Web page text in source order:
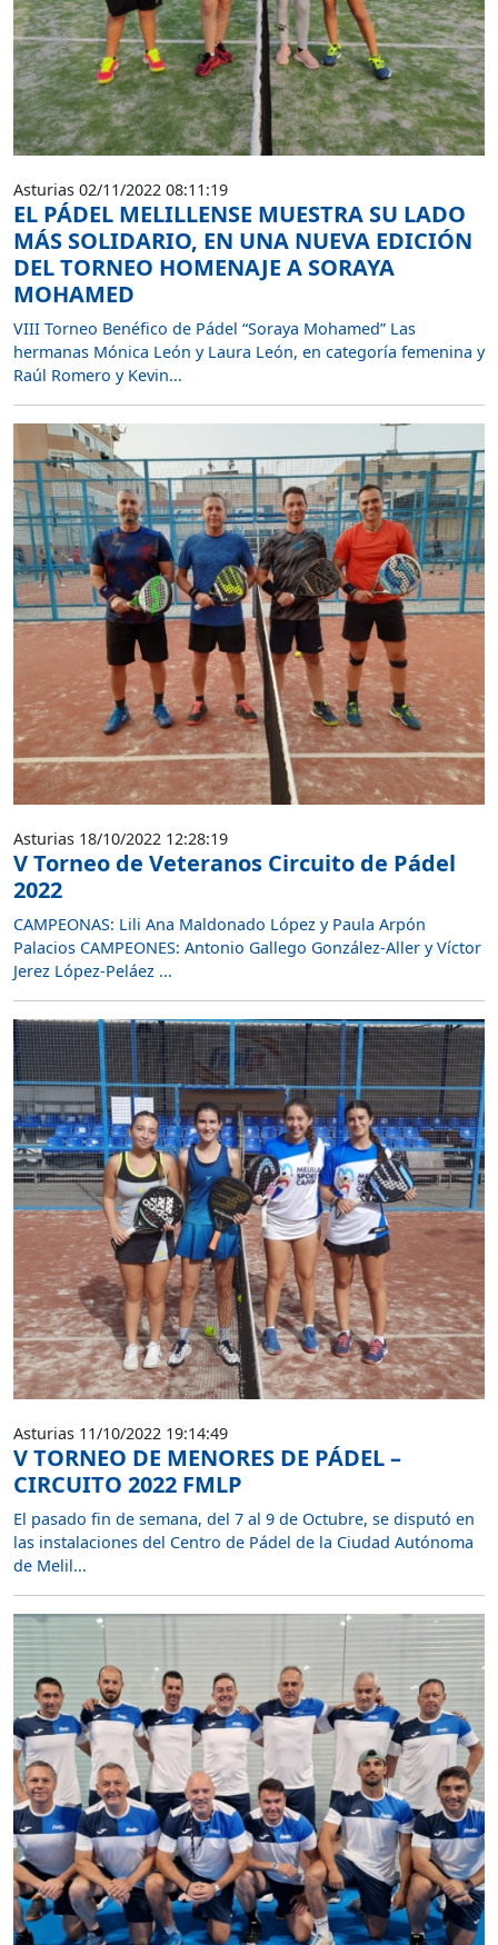
Asturias 02/11/2022 08:11:19
EL PÁDEL MELILLENSE MUESTRA SU LADO
MÁS SOLIDARIO, EN UNA NUEVA EDICIÓN
DEL TORNEO HOMENAJE A SORAYA
MOHAMED
VIII Torneo Benéfico de Pádel “Soraya Mohamed” Las
hermanas Mónica León y Laura León, en categoría femenina y
Raúl Romero y Kevin...
Asturias 18/10/2022 12:28:19
V Torneo de Veteranos Circuito de Pádel
2022
CAMPEONAS: Lili Ana Maldonado López y Paula Arpón
Palacios CAMPEONES: Antonio Gallego González-Aller y Víctor
Jerez López-Peláez ...
Asturias 11/10/2022 19:14:49
V TORNEO DE MENORES DE PÁDEL –
CIRCUITO 2022 FMLP
El pasado fin de semana, del 7 al 9 de Octubre, se disputó en
las instalaciones del Centro de Pádel de la Ciudad Autónoma
de Melil...